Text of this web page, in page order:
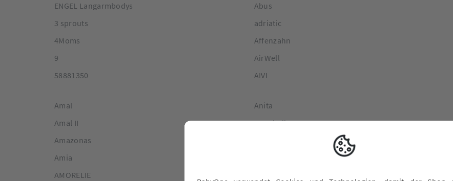
ENGEL Langarmbodys
3 sprouts
4Moms
9
58881350
Abus
adriatic
Affenzahn
AirWell
AIVI
Amal
Amal II
Amazonas
Amia
AMORELIE
Anita
Annabella